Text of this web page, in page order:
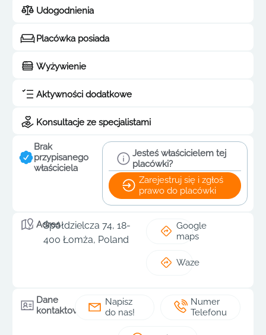
Udogodnienia
Placówka posiada
Wyżywienie
Aktywności dodatkowe
Konsultacje ze specjalistami
Brak
przypisanego
właściciela
Jesteś właścicielem tej
placówki?
Zarejestruj się i zgłoś
prawo do placówki
Adres
Spółdzielcza 74, 18-
400 Łomża, Poland
Google
maps
Waze
Dane
kontaktowe
Napisz
do nas!
Numer
Telefonu